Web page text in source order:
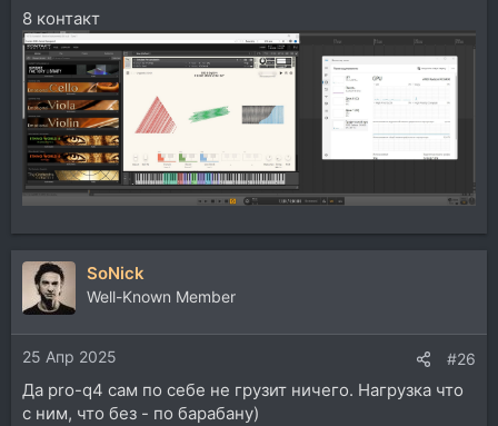
8 контакт
SoNick
Well-Known Member
25 Апр 2025 #26
Да pro-q4 сам по себе не грузит ничего. Нагрузка что
с ним, что без - по барабану)